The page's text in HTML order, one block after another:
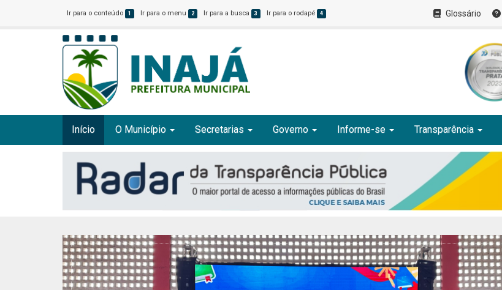
Ir para o conteúdo 1 Ir para o menu 2 Ir para a busca 3 Ir para o rodapé 4 Glossário
Início O Município Secretarias Governo Informe-se Transparência